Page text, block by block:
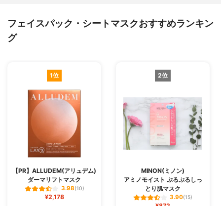
フェイスパック・シートマスクおすすめランキン
グ
1位
【PR】ALLUDEM(アリュデム)
ダーマリフトマスク
3.98(10)
¥2,178
2位
MINON(ミノン)
アミノモイスト ぷるぷるしっ
とり肌マスク
3.90(15)